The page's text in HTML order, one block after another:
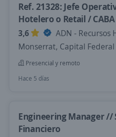
Ref. 21328: Jefe
Hotelero o Retail /
3,6
ADN - Recursos
Monserrat, Capital Federal
Presencial y remoto
Hace 5 días
Engineering Manager //
Financiero